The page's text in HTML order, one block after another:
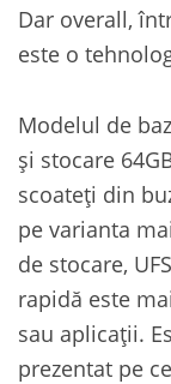
Dar overall,
este o
Modelul de
și stocare
scoateți din
pe varianta
de stocare,
rapidă este
sau aplicații.
prezentat pe